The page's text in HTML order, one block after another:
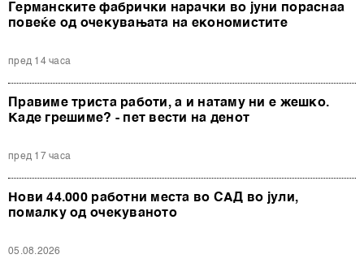
Германските фабрички нарачки во јуни пораснаа
повеќе од очекувањата на економистите
пред 14 часа
Правиме триста работи, а и натаму ни е жешко.
Каде грешиме? - пет вести на денот
пред 17 часа
Нови 44.000 работни места во САД во јули,
помалку од очекуваното
05.08.2026